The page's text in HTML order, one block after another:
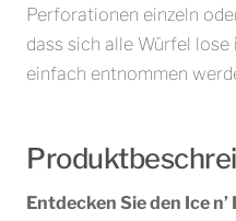
Perforationen einzeln
dass sich alle Würfel
einfach entnommen
Entdecken Sie den Ice